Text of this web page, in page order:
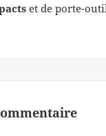
et de porte-